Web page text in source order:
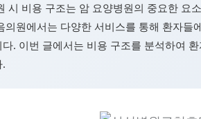
시 비용 구조는 암 요양병원의 중요한 요
의원에서는 다양한 서비스를 통해 환자들
. 이번 글에서는 비용 구조를 분석하여
.